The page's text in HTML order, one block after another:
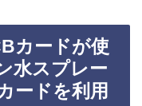
カードが使
水スプレー
ードを利用